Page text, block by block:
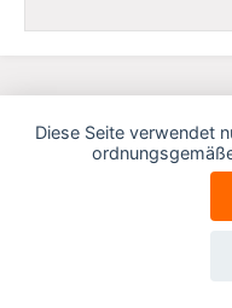
Diese Seite verwendet